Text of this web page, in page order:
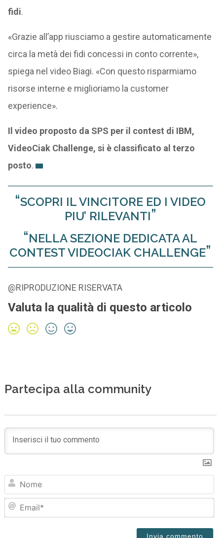
fidi.
«Grazie all’app riusciamo a gestire automaticamente
circa la metà dei fidi concessi in conto corrente»,
spiega nel video Biagi. «Con questo risparmiamo
risorse interne e miglioriamo la customer
experience».
Il video proposto da SPS per il contest di IBM,
VideoCiak Challenge, si è classificato al terzo
posto.
SCOPRI IL VINCITORE ED I VIDEO
PIU’ RILEVANTI
NELLA SEZIONE DEDICATA AL
CONTEST VIDEOCIAK CHALLENGE
@RIPRODUZIONE RISERVATA
Valuta la qualità di questo articolo
Partecipa alla community